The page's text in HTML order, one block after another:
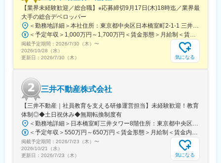
全国2000室以上の貸会議室運営やレンタルスペースなどの提案を
行うフレキシブル事業を軸に、イベントプロデュース、ホテル・
研修施設運営、バンケット、BPO事業を展開しています。官公庁
～大手著名上場企業など年間約3万社と取引している安定した顧客
基盤があります。
＜幅広いキャリアパス／チャレンジを推進する企業風土＞
多岐にわたる事業展開で、ポジションも多数。職種転換の希望な
ど社内公募制度も整っているためチャレンジしやすい環境です。
また、企業としても、『再生』を軸に企業再生事業や官民連携の
地方創生への取り組みなど多角的に挑戦を続けています。
変更の範囲：会社の定める業務
【業界未経験歓迎／総合職】※応募締切9月17日(木)18時迄／業界最
大手の総合デベロッパー
掲載予定期間： 2026/7/30（木） 〜
2026/10/28（水）
更新日： 2026/7/30（木） 気になる
三井不動産株式会社
【三井不動産｜社員教育を支える研修運営担当】未経験歓迎！教育
体制◎◆土日祝休み◆無期転換制度有
掲載予定期間： 2026/7/23（木） 〜
2026/10/21（水）
更新日： 2026/7/23（木） 気になる